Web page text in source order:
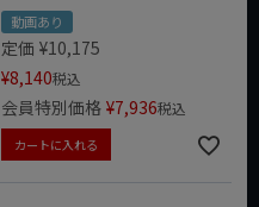
動画あり
定価 ¥10,175
¥8,140税込
会員特別価格 ¥7,936税込
カートに入れる